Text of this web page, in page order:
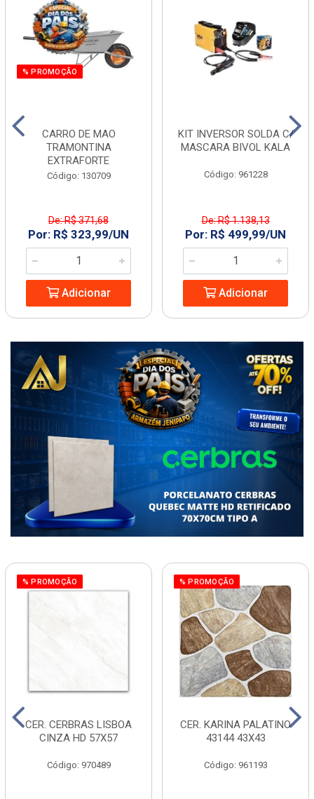
% PROMOÇÃO
CARRO DE MAO
TRAMONTINA
EXTRAFORTE
Código: 130709
De: R$ 371,68
Por: R$ 323,99/UN
Adicionar
KIT INVERSOR SOLDA C/
MASCARA BIVOL KALA
Código: 961228
De: R$ 1.138,13
Por: R$ 499,99/UN
Adicionar
% PROMOÇÃO
CER. CERBRAS LISBOA
CINZA HD 57X57
Código: 970489
% PROMOÇÃO
CER. KARINA PALATINO
43144 43X43
Código: 961193